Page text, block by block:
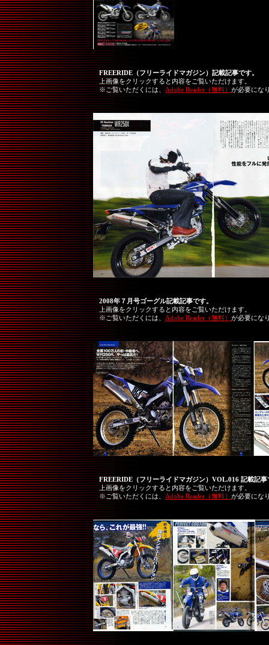
FREERIDE（フリーライドマガジン）記載記事です。
上画像をクリックすると内容をご覧いただけます。
※ご覧いただくには、 Adobe Reader（無料） が必要にな
2008年７月号ゴーグル記載記事です。
上画像をクリックすると内容をご覧いただけます。
※ご覧いただくには、 Adobe Reader（無料） が必要にな
FREERIDE（フリーライドマガジン）VOL.016 記載記事
上画像をクリックすると内容をご覧いただけます。
※ご覧いただくには、 Adobe Reader（無料） が必要にな